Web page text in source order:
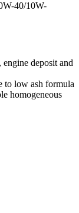
40/10W-
deposit and
to low ash formula
homogeneous